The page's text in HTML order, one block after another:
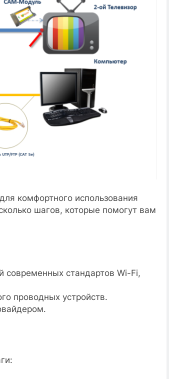
комфортного использования
шагов, которые помогут вам
стандартов Wi-Fi,
проводных устройств.